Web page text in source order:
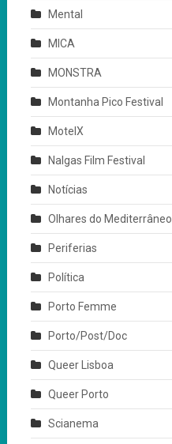
Mental
MICA
MONSTRA
Montanha Pico Festival
MotelX
Nalgas Film Festival
Notícias
Olhares do Mediterrâneo
Periferias
Política
Porto Femme
Porto/Post/Doc
Queer Lisboa
Queer Porto
Scianema